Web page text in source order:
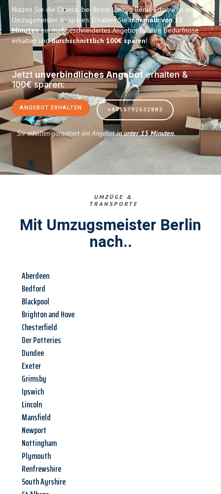
Nutzen Sie die Chance, bei Ihrem Umzug Berlin Edinburgh mit
Umzugsmeister zu sparen: Erhalten Sieinnerhalb von 15
Minutenein maßgeschneidertes Angebot für Ihre Bedürfnisse
erhalten unddurchschnittlich 100€ sparen!
Jetzt unverbindliches Angeboterhalten &
100€ sparen:
ANGEBOT ERHALTEN +4915792632883
Sie erhalten garantiert ein Angebotin unter 15 Minuten.
UMZÜGE &
TRANSPORTE
Mit Umzugsmeister Berlin
nach..
Aberdeen
Bedford
Blackpool
Brighton and Hove
Chesterfield
Der Potteries
Dundee
Exeter
Grimsby
Ipswich
Lincoln
Mansfield
Newport
Nottingham
Plymouth
Renfrewshire
South Ayrshire